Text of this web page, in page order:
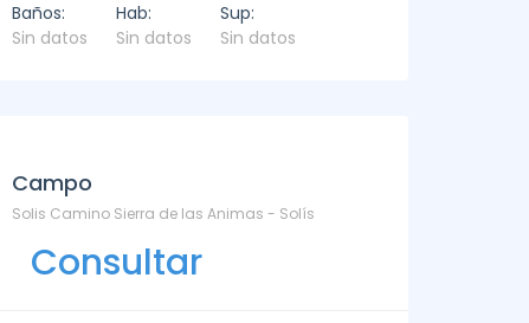
Baños:
Sin datos
Hab:
Sin datos
Sup:
Sin datos
Campo
Solis Camino Sierra de las Animas - Solís
Consultar